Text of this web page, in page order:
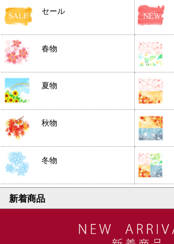
セール
春物
夏物
秋物
冬物
新着商品